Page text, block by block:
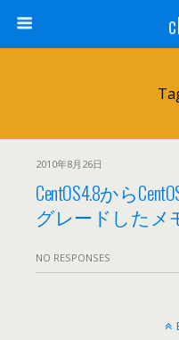
2010年8月26日
CentOS4.8から
グレードしたメ
NO RESPONSES